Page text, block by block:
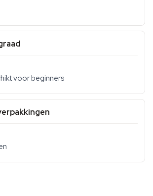
voor beginners